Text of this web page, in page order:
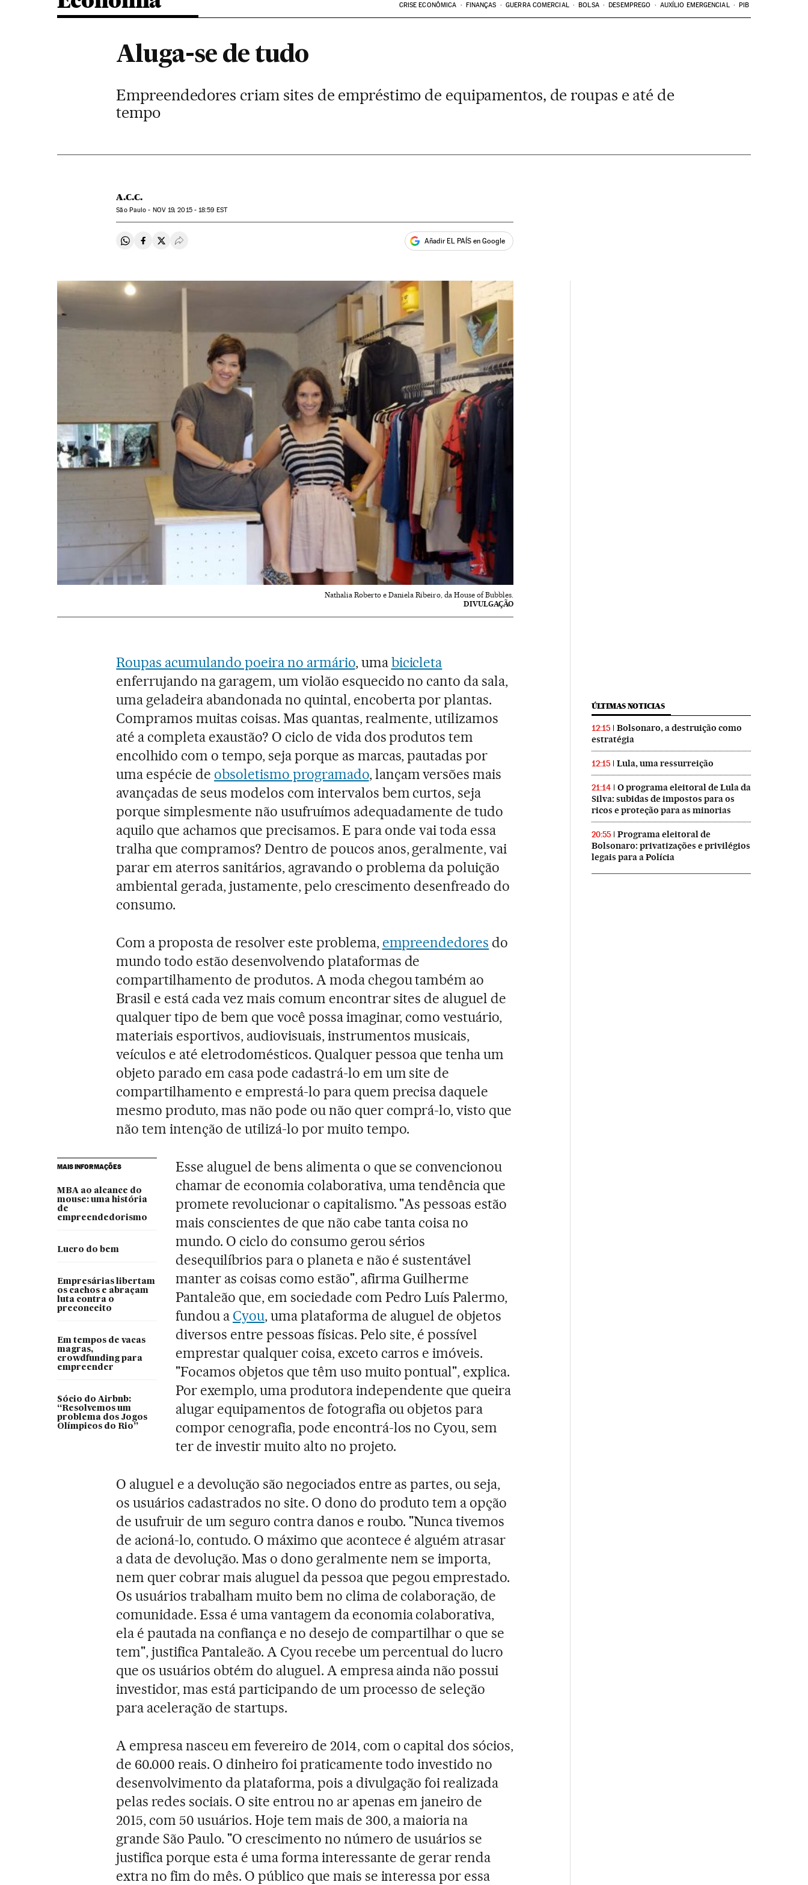
CRISE ECONÔMICA FINANÇAS GUERRA COMERCIAL BOLSA DESEMPREGO AUXÍLIO EMERGENCIAL PIB
Aluga-se de tudo
Empreendedores criam sites de empréstimo de equipamentos, de roupas e até de
tempo
A.C.C.
São Paulo - NOV19, 2015 - 18:59 EST
Compartir en Whatsapp
Compartir en Facebook
Compartir en Twitter
Desplegar Redes Sociales Añadir EL PAÍS en Google
Nathalia Roberto e Daniela Ribeiro, da House of Bubbles.
DIVULGAÇÃO
Roupas acumulando poeira no armário, umabicicleta
enferrujando na garagem, um violão esquecido no canto da sala,
uma geladeira abandonada no quintal, encoberta por plantas.
Compramos muitas coisas. Mas quantas, realmente, utilizamos
até a completa exaustão? O ciclo de vida dos produtos tem
encolhido com o tempo, seja porque as marcas, pautadas por
uma espécie de obsoletismo programado, lançam versões mais
avançadas de seus modelos com intervalos bem curtos, seja
porque simplesmente não usufruímos adequadamente de tudo
aquilo que achamos que precisamos. E para onde vai toda essa
tralha que compramos? Dentro de poucos anos, geralmente, vai
parar em aterros sanitários, agravando o problema da poluição
ambiental gerada, justamente, pelo crescimento desenfreado do
consumo.
Com a proposta de resolver este problema, empreendedores do
mundo todo estão desenvolvendo plataformas de
compartilhamento de produtos. A moda chegou também ao
Brasil e está cada vez mais comum encontrar sites de aluguel de
qualquer tipo de bem que você possa imaginar, como vestuário,
materiais esportivos, audiovisuais, instrumentos musicais,
veículos e até eletrodomésticos. Qualquer pessoa que tenha um
objeto parado em casa pode cadastrá-lo em um site de
compartilhamento e emprestá-lo para quem precisa daquele
mesmo produto, mas não pode ou não quer comprá-lo, visto que
não tem intenção de utilizá-lo por muito tempo.
MAIS INFORMAÇÕES
MBA ao alcance do
mouse: uma história
de
empreendedorismo
Lucro do bem
Empresárias libertam
os cachos e abraçam
luta contra o
preconceito
Em tempos de vacas
magras,
crowdfunding para
empreender
Sócio do Airbnb:
“Resolvemos um
problema dos Jogos
Olímpicos do Rio”
Esse aluguel de bens alimenta o que se convencionou
chamar de economia colaborativa, uma tendência que
promete revolucionar o capitalismo. "As pessoas estão
mais conscientes de que não cabe tanta coisa no
mundo. O ciclo do consumo gerou sérios
desequilíbrios para o planeta e não é sustentável
manter as coisas como estão", afirma Guilherme
Pantaleão que, em sociedade com Pedro Luís Palermo,
fundou a Cyou, uma plataforma de aluguel de objetos
diversos entre pessoas físicas. Pelo site, é possível
emprestar qualquer coisa, exceto carros e imóveis.
"Focamos objetos que têm uso muito pontual", explica.
Por exemplo, uma produtora independente que queira
alugar equipamentos de fotografia ou objetos para
compor cenografia, pode encontrá-los no Cyou, sem
ter de investir muito alto no projeto.
O aluguel e a devolução são negociados entre as partes, ou seja,
os usuários cadastrados no site. O dono do produto tem a opção
de usufruir de um seguro contra danos e roubo. "Nunca tivemos
de acioná-lo, contudo. O máximo que acontece é alguém atrasar
a data de devolução. Mas o dono geralmente nem se importa,
nem quer cobrar mais aluguel da pessoa que pegou emprestado.
Os usuários trabalham muito bem no clima de colaboração, de
comunidade. Essa é uma vantagem da economia colaborativa,
ela é pautada na confiança e no desejo de compartilhar o que se
tem", justifica Pantaleão. A Cyou recebe um percentual do lucro
que os usuários obtém do aluguel. A empresa ainda não possui
investidor, mas está participando de um processo de seleção
para aceleração de startups.
A empresa nasceu em fevereiro de 2014, com o capital dos sócios,
de 60.000 reais. O dinheiro foi praticamente todo investido no
desenvolvimento da plataforma, pois a divulgação foi realizada
pelas redes sociais. O site entrou no ar apenas em janeiro de
2015, com 50 usuários. Hoje tem mais de 300, a maioria na
grande São Paulo. "O crescimento no número de usuários se
justifica porque esta é uma forma interessante de gerar renda
extra no fim do mês. O público que mais se interessa por essa
ÚLTIMAS NOTICIAS
12:15
Bolsonaro, a destruição como
estratégia
12:15 Lula, uma ressurreição
21:14
O programa eleitoral de Lula da
Silva: subidas de impostos para os
ricos e proteção para as minorias
20:55
Programa eleitoral de
Bolsonaro: privatizações e privilégios
legais para a Polícia